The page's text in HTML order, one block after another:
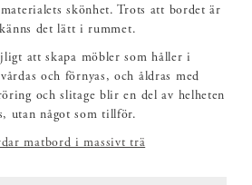
skönhet. Trots att bordet är
det lätt i rummet.
att skapa möbler som håller i
och förnyas, och åldras med
och slitage blir en del av helheten
utan något som tillför.
matbord i massivt trä